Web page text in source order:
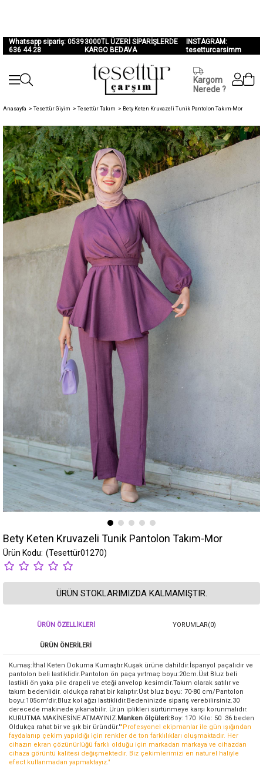
Whatsapp sipariş: 0539
636 44 28
3000TL ÜZERİ SİPARİŞLERDE
KARGO BEDAVA
INSTAGRAM:
tesetturcarsimm
Kargom
Nerede ?
Anasayfa > Tesettür Giyim > Tesettür Takım > Bety Keten Kruvazeli Tunik Pantolon Takım-Mor
Bety Keten Kruvazeli Tunik Pantolon Takım-Mor
(Tesettür01270)
ÜRÜN STOKLARIMIZDA KALMAMIŞTIR.
ÜRÜN ÖZELLIKLERI YORUMLAR(0)
ÜRÜN ÖNERILERI
Kumaş:İthal Keten Dokuma Kumaştır.Kuşak ürüne dahildir.İspanyol paçalıdır ve
pantolon beli lastiklidir.Pantolon ön paça yırtmaç boyu:20cm.Üst Bluz beli
lastikli ön yaka pile drapeli ve eteği anvelop kesimdir.Takım olarak satılır ve
takım bedenlidir. oldukça rahat bir kalıptır.Üst bluz boyu: 70-80 cm/Pantolon
boyu:105cm'dir.Bluz kol ağzı lastiklidir.Bedeninizde sipariş verebilirsiniz.30
derecede makinede yıkanabilir. Ürün iplikleri sürtünmeye karşı korunmalıdır.
KURUTMA MAKİNESİNE ATMAYINIZ.Manken ölçüleri:Boy: 170 Kilo: 50 36 beden
Oldukça rahat bir ve şık bir üründür.""Profesyonel ekipmanlar ile gün ışığından
faydalanıp çekim yapıldığı için renkler de ton farklılıkları oluşmaktadır. Her
cihazın ekran çözünürlüğü farklı olduğu için markadan markaya ve cihazdan
cihaza görüntü kalitesi değişmektedir. Biz çekimlerimizi en naturel haliyle
efect kullanmadan yapmaktayız."